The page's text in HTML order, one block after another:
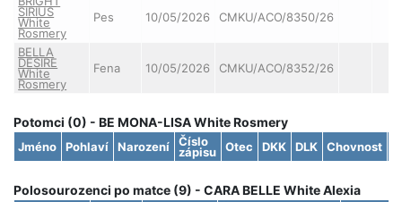
SIRIUS
White
Rosmery
Pes 10/05/2026 CMKU/ACO/8350/26
BELLA
DESIRE
White
Rosmery
Fena 10/05/2026 CMKU/ACO/8352/26
Potomci (0) - BE MONA-LISA White Rosmery
Jméno Pohlaví Narození Číslo
zápisu Otec DKK DLK Chovnost
Polosourozenci po matce (9) - CARA BELLE White Alexia